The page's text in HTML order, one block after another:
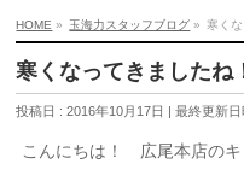
HOME » 玉海力スタッフブログ » 寒く
寒くなってきましたね
投稿日 : 2016年10月17日 最終更新日
こんにちは！ 広尾本店のキ